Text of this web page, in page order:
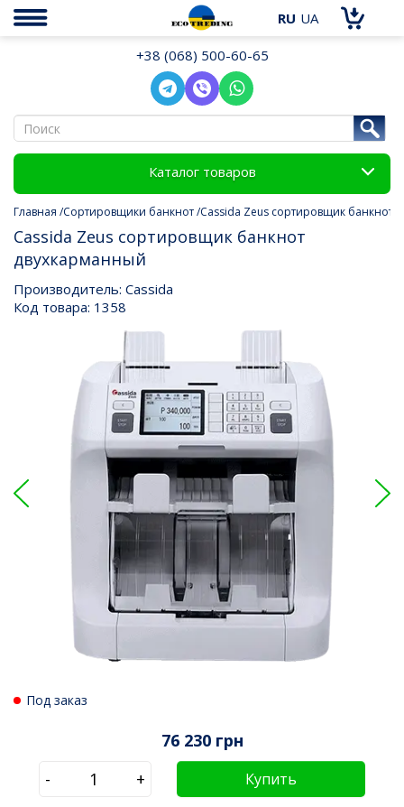
RU UA
+38 (068) 500-60-65
Каталог товаров
Главная Сортировщики банкнот Cassida Zeus сортировщик банкнот
Cassida Zeus сортировщик банкнот
двухкарманный
Производитель: Cassida
Код товара: 1358
Под заказ
76 230 грн
-
+ Купить